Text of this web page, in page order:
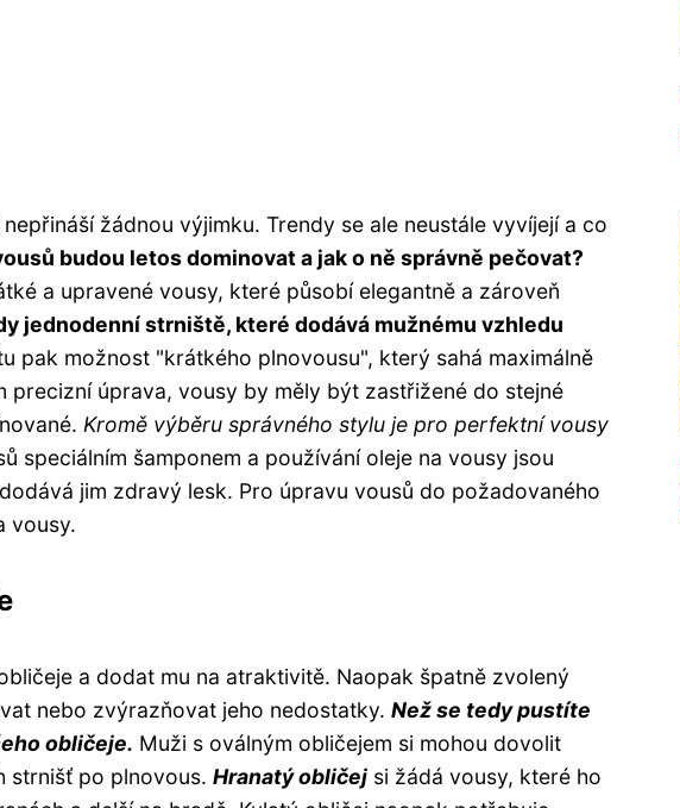
žádnou výjimku. Trendy se ale neustále vyvíjejí a co
budou letos dominovat a jak o ně správně pečovat?
a upravené vousy, které působí elegantně a zároveň
jednodenní strniště, které dodává mužnému vzhledu
pak možnost "krátkého plnovousu", který sahá maximálně
precizní úprava, vousy by měly být zastřižené do stejné
Kromě výběru správného stylu je pro perfektní vousy
speciálním šamponem a používání oleje na vousy jsou
jim zdravý lesk. Pro úpravu vousů do požadovaného
vousy.
a dodat mu na atraktivitě. Naopak špatně zvolený
nebo zvýrazňovat jeho nedostatky. Než se tedy pustíte
obličeje. Muži s oválným obličejem si mohou dovolit
strnišť po plnovous. Hranatý obličej si žádá vousy, které ho